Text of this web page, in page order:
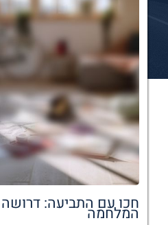
חכו עם התביעה: דרושה
המלחמה